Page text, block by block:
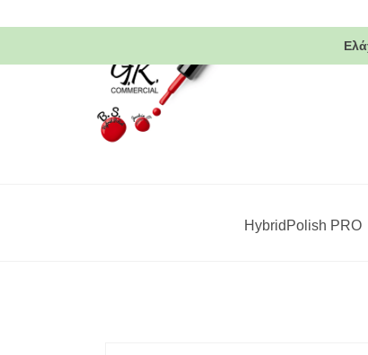
to
HybridPolish PRO